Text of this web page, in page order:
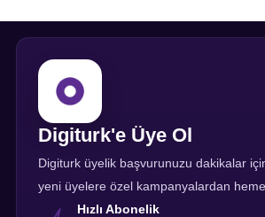
Digiturk'e Üye Ol
Digiturk üyelik başvurunuzu dakikalar
yeni üyelere özel kampanyalardan
Hızlı Abonelik